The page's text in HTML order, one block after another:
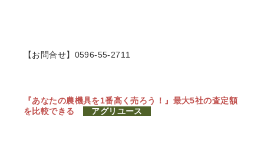
【お問合せ】0596-55-2711
『あなたの農機具を1番高く売ろう！』 最大5社の査定額
を比較できる
アグリユース